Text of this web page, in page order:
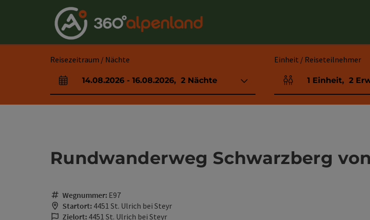
Accesskey
[0]
Zur NavigationAccesskey
[1]
Zum Seitenanfang[2]
Zur Kontaktseite Accesskey
[3]
Accesskey
[4]
Zum ImpressumAccesskey
[5]
Zu den Hinweisen zur Bedienung der Website
Zur StartseiteAccesskey
[7]
Reisezeitraum / Nächte
An- und Abreisefelder
14.08.2026 - 16.08.2026, 2 Nächte
Einheit / Reiseteilnehmer
Einheitenanzahl und
1 Einheit, 2
Rundwanderweg Schwarzberg
Wegnummer: E97
Startort: 4451 St. Ulrich bei Steyr
Zielort: 4451 St. Ulrich bei Steyr